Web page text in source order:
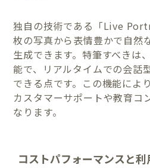
独自の技術である「Live
枚の写真から表情豊かで自然
生成できます。特筆すべきは
能で、リアルタイムでの会話
できる点です。この機能によ
カスタマーサポートや教育コ
なります。
コストパフォーマンスと利